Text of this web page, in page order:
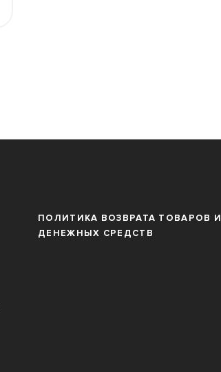
ПОЛИТИКА ВОЗВРАТА ТОВАРОВ И
ДЕНЕЖНЫХ СРЕДСТВ